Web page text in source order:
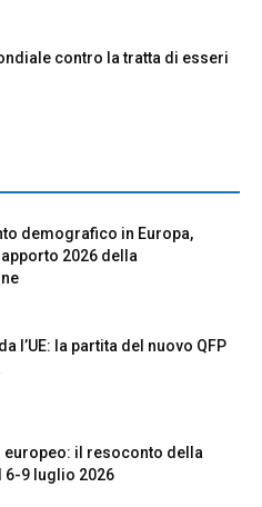
contro la tratta di esseri
demografico in Europa,
2026 della
l’UE: la partita del nuovo QFP
europeo: il resoconto della
6-9 luglio 2026